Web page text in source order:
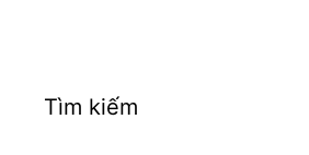
Tìm kiếm